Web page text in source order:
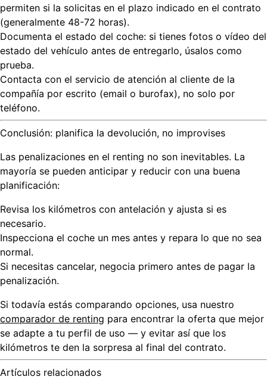
permiten si la solicitas en el plazo indicado en el contrato
(generalmente 48-72 horas).
Documenta el estado del coche: si tienes fotos o vídeo del
estado del vehículo antes de entregarlo, úsalos como
prueba.
Contacta con el servicio de atención al cliente de la
compañía por escrito (email o burofax), no solo por
teléfono.
Conclusión: planifica la devolución, no improvises
Las penalizaciones en el renting no son inevitables. La
mayoría se pueden anticipar y reducir con una buena
planificación:
Revisa los kilómetros con antelación y ajusta si es
necesario.
Inspecciona el coche un mes antes y repara lo que no sea
normal.
Si necesitas cancelar, negocia primero antes de pagar la
penalización.
Si todavía estás comparando opciones, usa nuestro
comparador de renting para encontrar la oferta que mejor
se adapte a tu perfil de uso — y evitar así que los
kilómetros te den la sorpresa al final del contrato.
Artículos relacionados